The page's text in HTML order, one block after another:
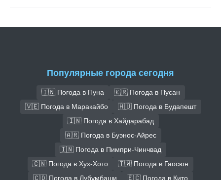
Популярные города сегодня
🇮🇳 Погода в Пуна
🇰🇷 Погода в Пусан
🇻🇪 Погода в Маракайбо
🇭🇺 Погода в Будапешт
🇮🇳 Погода в Хайдарабад
🇦🇷 Погода в Буэнос-Айрес
🇮🇳 Погода в Пимпри-Чинчвад
🇨🇳 Погода в Хух-Хото
🇹🇼 Погода в Гаосюн
🇨🇩 Погода в Лубумбаши
🇪🇨 Погода в Кито